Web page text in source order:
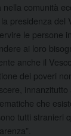
nella comunità
presidenza del
le persone
ai loro
anche il
dei poveri
che
tutti stranieri